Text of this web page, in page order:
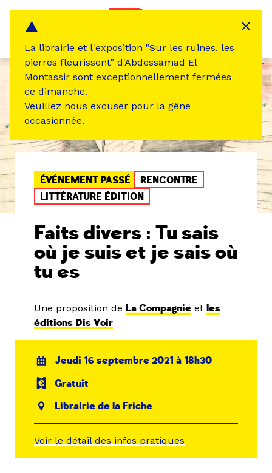
ÉVÉNEMENT PASSÉ
RENCONTRE
LITTÉRATURE ÉDITION
Faits divers : Tu sais
où je suis et je sais où
tu es
Une proposition de La Compagnie et les
éditions Dis Voir
Jeudi 16 septembre 2021 à 18h30
Gratuit
Librairie de la Friche
Voir le détail des infos pratiques
La librairie et l'exposition "Sur les ruines, les
pierres fleurissent" d'Abdessamad El
Montassir sont exceptionnellement fermées
ce dimanche.
Veuillez nous excuser pour la gêne
occasionnée.
Panneau de gestion des cookies